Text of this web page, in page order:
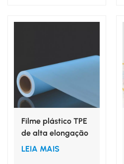
Filme plástico TPE
de alta elongação
para luvas
LEIA MAIS